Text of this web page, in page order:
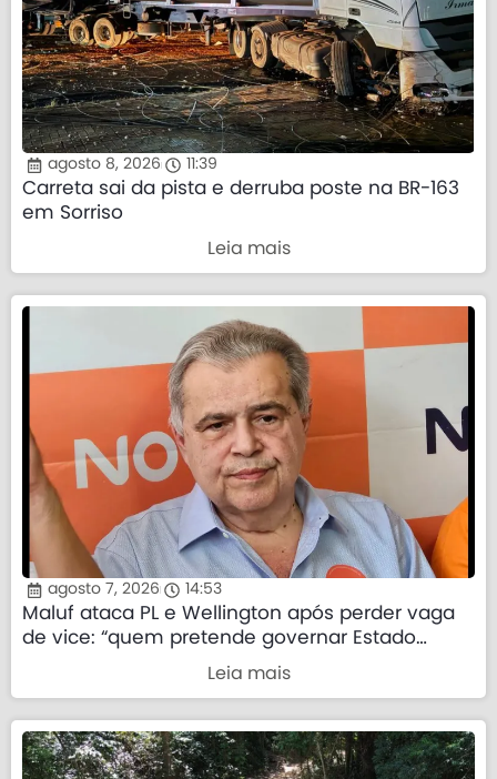
agosto 8, 2026 11:39
Carreta sai da pista e derruba poste na BR-163
em Sorriso
Leia mais
agosto 7, 2026 14:53
Maluf ataca PL e Wellington após perder vaga
de vice: “quem pretende governar Estado
precisa demonstrar que sua palavra tem valor”
Leia mais